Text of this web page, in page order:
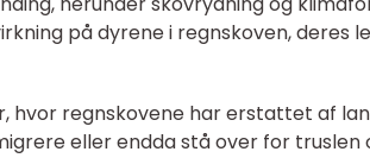
på dyrene i regnskoven, deres
hvor regnskovene har erstattet af
eller endda stå over for truslen